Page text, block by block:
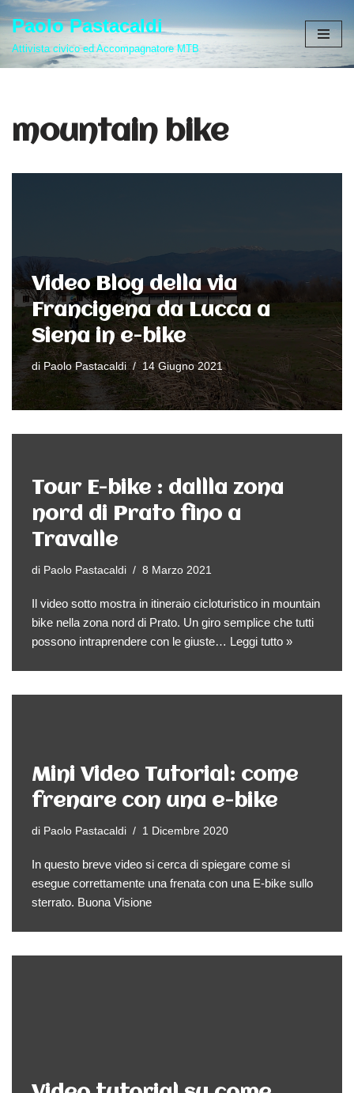
Vai
Paolo Pastacaldi
Attivista civico ed Accompagnatore MTB
mountain bike
Video Blog della via
Francigena da Lucca a
Siena in e-bike
di Paolo Pastacaldi 14 Giugno 2021
Tour E-bike : dallla zona
nord di Prato fino a
Travalle
di Paolo Pastacaldi 8 Marzo 2021
Il video sotto mostra in itineraio cicloturistico in mountain
bike nella zona nord di Prato. Un giro semplice che tutti
possono intraprendere con le giuste… Leggi tutto »
Mini Video Tutorial: come
frenare con una e-bike
di Paolo Pastacaldi 1 Dicembre 2020
In questo breve video si cerca di spiegare come si
esegue correttamente una frenata con una E-bike sullo
sterrato. Buona Visione